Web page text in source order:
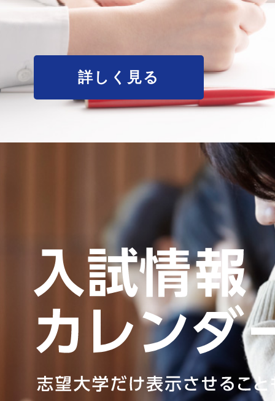
詳しく見る